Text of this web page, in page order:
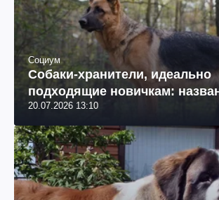
Социум
Собаки-хранители, идеально
подходящие новичкам:
20.07.2026 13:10